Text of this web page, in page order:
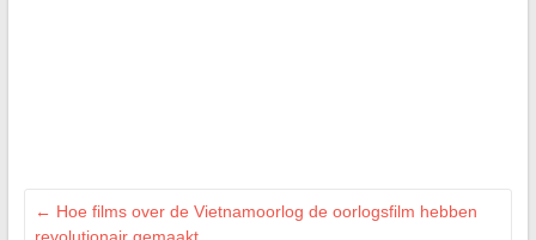
← Hoe films over de Vietnamoorlog de oorlogsfilm hebben